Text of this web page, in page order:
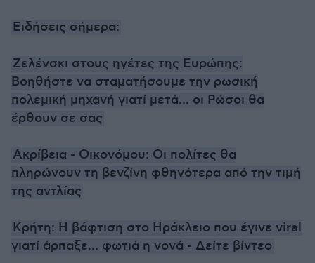
Ειδήσεις σήμερα:
Ζελένσκι στους ηγέτες της Ευρώπης:
Βοηθήστε να σταματήσουμε την ρωσική
πολεμική μηχανή γιατί μετά... οι Ρώσοι θα
έρθουν σε σας
Ακρίβεια - Οικονόμου: Οι πολίτες θα
πληρώνουν τη βενζίνη φθηνότερα από την τιμή
της αντλίας
Κρήτη: Η βάφτιση στο Ηράκλειο που έγινε viral
γιατί άρπαξε... φωτιά η νονά - Δείτε βίντεο